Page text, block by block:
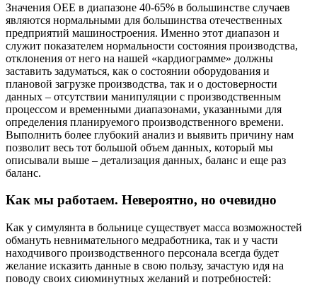
Значения OEE в диапазоне 40-65% в большинстве случаев
являются нормальными для большинства отечественных
предприятий машиностроения. Именно этот диапазон и
служит показателем нормальности состояния производства,
отклонения от него на нашей «кардиограмме» должны
заставить задуматься, как о состоянии оборудования и
плановой загрузке производства, так и о достоверности
данных – отсутствии манипуляции с производственным
процессом и временными диапазонами, указанными для
определения планируемого производственного времени.
Выполнить более глубокий анализ и выявить причину нам
позволит весь тот большой объем данных, который мы
описывали выше – детализация данных, баланс и еще раз
баланс.
Как мы работаем. Невероятно, но очевидно
Как у симулянта в больнице существует масса возможностей
обмануть невнимательного медработника, так и у части
находчивого производственного персонала всегда будет
желание исказить данные в свою пользу, зачастую идя на
поводу своих сиюминутных желаний и потребностей: